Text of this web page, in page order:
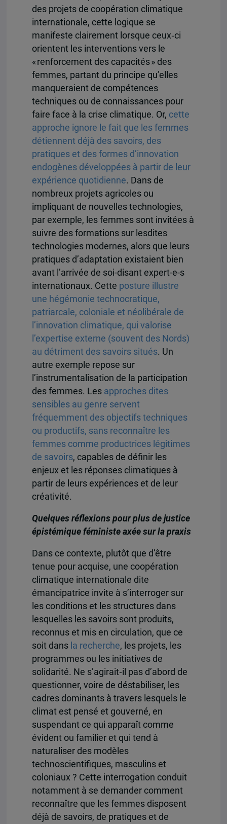
des projets de coopération climatique
internationale, cette logique se
manifeste clairement lorsque ceux‑ci
orientent les interventions vers le
« renforcement des capacités » des
femmes, partant du principe qu’elles
manqueraient de compétences
techniques ou de connaissances pour
faire face à la crise climatique. Or, cette
approche ignore le fait que les femmes
détiennent déjà des savoirs, des
pratiques et des formes d’innovation
endogènes développées à partir de leur
expérience quotidienne. Dans de
nombreux projets agricoles ou
impliquant de nouvelles technologies,
par exemple, les femmes sont invitées à
suivre des formations sur lesdites
technologies modernes, alors que leurs
pratiques d’adaptation existaient bien
avant l’arrivée de soi-disant expert-e-s
internationaux. Cette posture illustre
une hégémonie technocratique,
patriarcale, coloniale et néolibérale de
l’innovation climatique, qui valorise
l’expertise externe (souvent des Nords)
au détriment des savoirs situés. Un
autre exemple repose sur
l’instrumentalisation de la participation
des femmes. Les approches dites
sensibles au genre servent
fréquemment des objectifs techniques
ou productifs, sans reconnaître les
femmes comme productrices légitimes
de savoirs, capables de définir les
enjeux et les réponses climatiques à
partir de leurs expériences et de leur
créativité.
Quelques réflexions pour plus de justice
épistémique féministe axée sur la praxis
Dans ce contexte, plutôt que d’être
tenue pour acquise, une coopération
climatique internationale dite
émancipatrice invite à s’interroger sur
les conditions et les structures dans
lesquelles les savoirs sont produits,
reconnus et mis en circulation, que ce
soit dans la recherche, les projets, les
programmes ou les initiatives de
solidarité. Ne s’agirait‑il pas d’abord de
questionner, voire de déstabiliser, les
cadres dominants à travers lesquels le
climat est pensé et gouverné, en
suspendant ce qui apparaît comme
évident ou familier et qui tend à
naturaliser des modèles
technoscientifiques, masculins et
coloniaux ? Cette interrogation conduit
notamment à se demander comment
reconnaître que les femmes disposent
déjà de savoirs, de pratiques et de